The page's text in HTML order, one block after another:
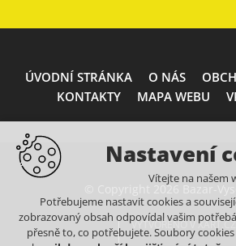
ÚVODNÍ STRÁNKA O NÁS
KONTAKTY
MAPA WEBU
© Copyright 2026 Bazar-
VYTVOŘENO V XART.CZ
Nastavení
Vítejte na našem
Potřebujeme nastavit cookies a
zobrazovaný obsah odpovídal vašim
přesně to, co potřebujete. Soubory